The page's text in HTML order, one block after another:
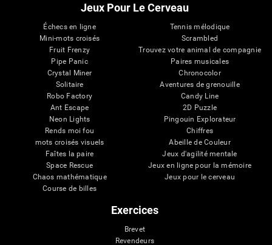
Jeux Pour Le Cerveau
Échecs en ligne
Mini-mots croisés
Fruit Frenzy
Pipe Panic
Crystal Miner
Solitaire
Robo Factory
Ant Escape
Neon Lights
Rends moi fou
mots croisés visuels
Faîtes la paire
Space Rescue
Chaos mathématique
Course de billes
Tennis mélodique
Scrambled
Trouvez votre animal de compagnie
Paires musicales
Chronocolor
Aventures de grenouille
Candy Line
2D Puzzle
Pingouin Explorateur
Chiffres
Abeille de Couleur
Jeux d'agilité mentale
Jeux en ligne pour la mémoire
Jeux pour le cerveau
Exercices
Brevet
Revendeurs